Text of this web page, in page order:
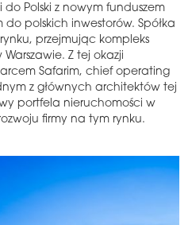
do Polski z nowym funduszem
polskich inwestorów. Spółka
przejmując kompleks
Warszawie. Z tej okazji
Safarim, chief operating
z głównych architektów tej
portfela nieruchomości w
firmy na tym rynku.